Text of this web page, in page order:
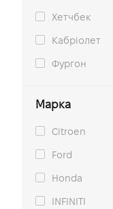
Хетчбек
Кабріолет
Фургон
Марка
Citroen
Ford
Honda
INFINITI